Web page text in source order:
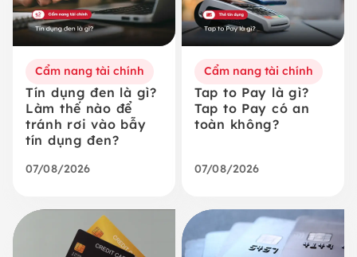
Cẩm nang tài chính
Tín dụng đen là gì?
Làm thế nào để
tránh rơi vào bẫy
tín dụng đen?
07/08/2026
Cẩm nang tài chính
Tap to Pay là gì?
Tap to Pay có an
toàn không?
07/08/2026